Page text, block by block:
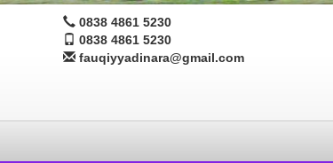
0838 4861 5230
0838 4861 5230
fauqiyyadinara@gmail.com